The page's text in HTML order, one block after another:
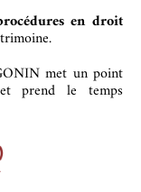
en droit
met un point
prend le temps